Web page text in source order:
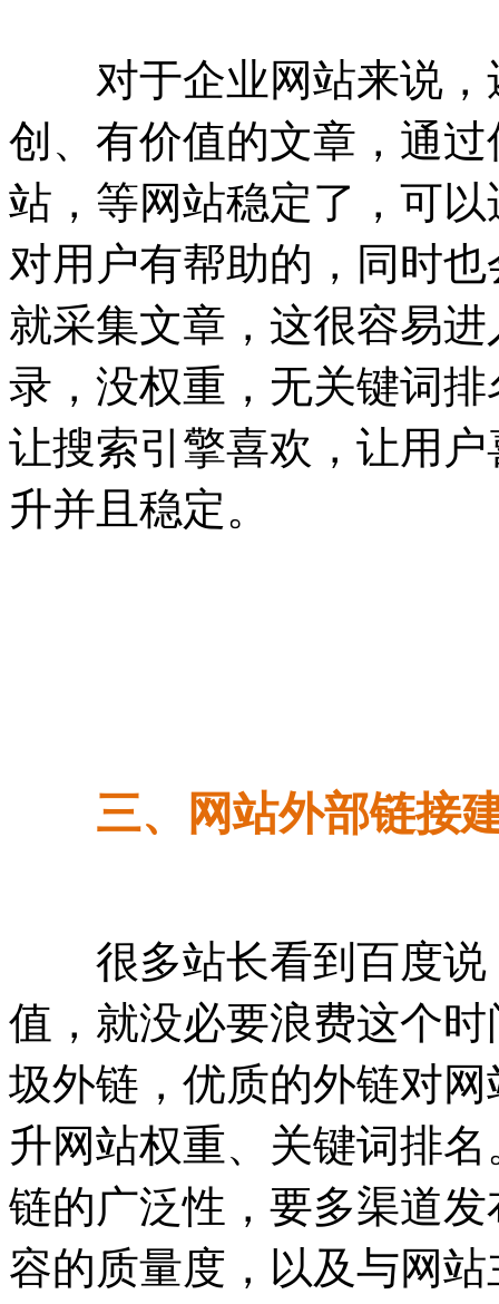
对于企业网站来说，
创、有价值的文章，通
站，等网站稳定了，可
对用户有帮助的，同时
就采集文章，这很容易
录，没权重，无关键词
让搜索引擎喜欢，让用
升并且稳定。
三、网站外部链接
很多站长看到百度说
值，就没必要浪费这个
圾外链，优质的外链对
升网站权重、关键词排
链的广泛性，要多渠道
容的质量度，以及与网